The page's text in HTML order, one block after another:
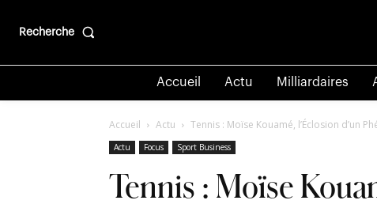
Recherche
Accueil Actu Milliardaires
Accueil Actu Tennis : Moïse Kouamé, l’Éclosion d’un
Actu Focus Sport Business
Tennis : Moïse